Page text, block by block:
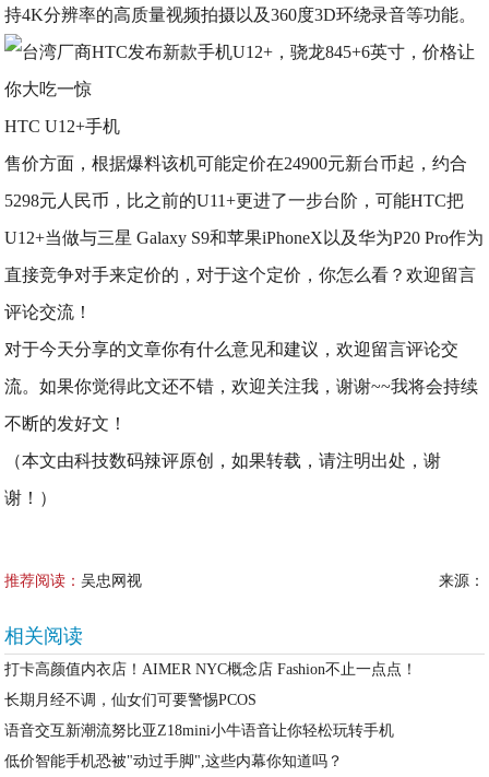
持4K分辨率的高质量视频拍摄以及360度3D环绕录音等功能。
HTC U12+手机
售价方面，根据爆料该机可能定价在24900元新台币起，约合
5298元人民币，比之前的U11+更进了一步台阶，可能HTC把
U12+当做与三星 Galaxy S9和苹果iPhoneX以及华为P20 Pro作为
直接竞争对手来定价的，对于这个定价，你怎么看？欢迎留言
评论交流！
对于今天分享的文章你有什么意见和建议，欢迎留言评论交
流。如果你觉得此文还不错，欢迎关注我，谢谢~~我将会持续
不断的发好文！
（本文由科技数码辣评原创，如果转载，请注明出处，谢
谢！）
推荐阅读：吴忠网视 来源：
相关阅读
打卡高颜值内衣店！AIMER NYC概念店 Fashion不止一点点！
长期月经不调，仙女们可要警惕PCOS
语音交互新潮流努比亚Z18mini小牛语音让你轻松玩转手机
低价智能手机恐被"动过手脚",这些内幕你知道吗？